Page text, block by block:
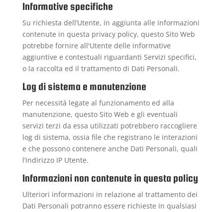
Informative specifiche
Su richiesta dell’Utente, in aggiunta alle informazioni
contenute in questa privacy policy, questo Sito Web
potrebbe fornire all'Utente delle informative
aggiuntive e contestuali riguardanti Servizi specifici,
o la raccolta ed il trattamento di Dati Personali.
Log di sistema e manutenzione
Per necessità legate al funzionamento ed alla
manutenzione, questo Sito Web e gli eventuali
servizi terzi da essa utilizzati potrebbero raccogliere
log di sistema, ossia file che registrano le interazioni
e che possono contenere anche Dati Personali, quali
l’indirizzo IP Utente.
Informazioni non contenute in questa policy
Ulteriori informazioni in relazione al trattamento dei
Dati Personali potranno essere richieste in qualsiasi